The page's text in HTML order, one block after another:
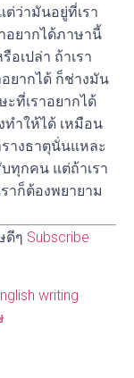
ต่ว่ามันอยู่ที่เรา
อยากได้ภาษานี้
อเปล่า ถ้าเรา
ยากได้ ก็ช่างมัน
ะที่เราอยากได้
ทำให้ได้ เหมือน
รางธาตุนั่นแหละ
ทุกคน แต่ถ้าเรา
าก็ต้องพยายาม
ดีๆ Subscribe
writing